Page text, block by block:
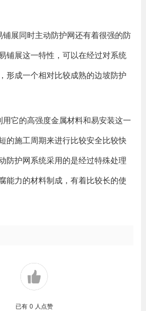
展同时主动防护网还有着很强的防
铺展这一特性，可以在经过对系统
形成一个相对比较成熟的边坡防护
它的高强度金属材料和易安装这一
的施工周期来进行比较安全比较快
防护网系统采用的是经过特殊处理
能力的材料制成，有着比较长的使
已有 0 人点赞